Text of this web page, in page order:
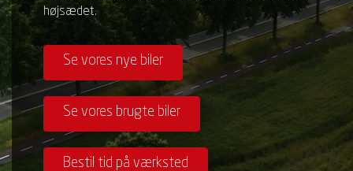
højsædet.
Se vores nye biler
Se vores brugte biler
Bestil tid på værksted